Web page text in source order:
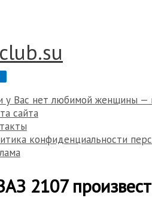
у Вас нет любимой женщины —
сайта
конфиденциальности
2107